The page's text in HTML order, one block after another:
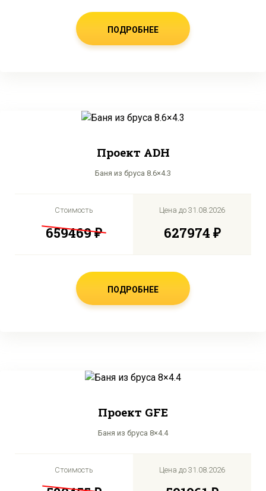
ПОДРОБНЕЕ
Проект ADH
Баня из бруса 8.6×4.3
Стоимость
659469 ₽
Цена до 31.08.2026
627974 ₽
ПОДРОБНЕЕ
Проект GFE
Баня из бруса 8×4.4
Стоимость Цена до 31.08.2026